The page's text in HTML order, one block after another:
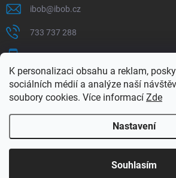
K personalizaci obsahu a reklam,
sociálních médií a analýze naší
soubory cookies. Více informací Zde
Nastavení
Souhlasím
Využijte naší letní akce, kde na Vás čeká
ibob@ibob.cz
733 737 288
607 069 561
Sledujte nás na Facebooku !
ibob_s.r.o/
Copyright 2026ibob s.r.o.. Všechna práva
cookies